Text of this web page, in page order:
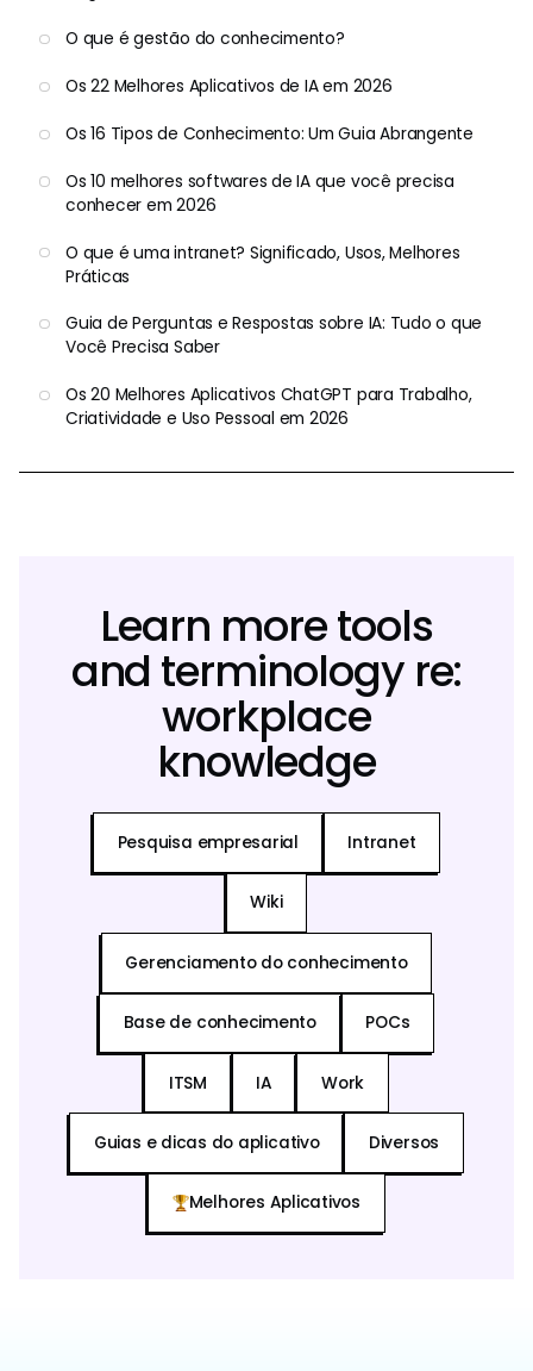
O que é gestão do conhecimento?
Os 22 Melhores Aplicativos de IA em 2026
Os 16 Tipos de Conhecimento: Um Guia Abrangente
Os 10 melhores softwares de IA que você precisa
conhecer em 2026
O que é uma intranet? Significado, Usos, Melhores
Práticas
Guia de Perguntas e Respostas sobre IA: Tudo o que
Você Precisa Saber
Os 20 Melhores Aplicativos ChatGPT para Trabalho,
Criatividade e Uso Pessoal em 2026
Learn more tools
and terminology re:
workplace
knowledge
Pesquisa empresarial Intranet
Wiki
Gerenciamento do conhecimento
Base de conhecimento POCs
ITSM IA Work
Guias e dicas do aplicativo Diversos
Melhores Aplicativos